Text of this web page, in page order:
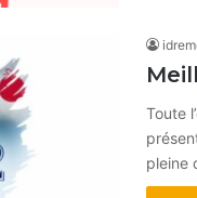
Toute
pleine